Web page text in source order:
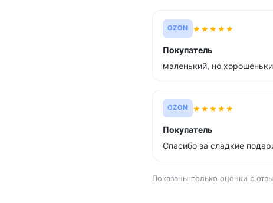
OZON ★★★★★
Покупатель
маленький, но
OZON ★★★★★
Покупатель
Спасибо за сладкие
Показаны только оценки с